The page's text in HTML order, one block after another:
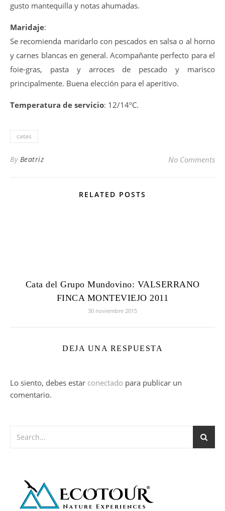
gusto mantequilla y notas ahumadas.
Maridaje:
Se recomienda maridarlo con pescados en salsa o al horno
y carnes blancas en general. Acompañante perfecto para el
foie-gras, pasta y arroces de pescado y marisco
principalmente. Buena elección para el aperitivo.
Temperatura de servicio: 12/14ºC.
catas
By Beatriz No Comments
RELATED POSTS
Cata del Grupo Mundovino: VALSERRANO
FINCA MONTEVIEJO 2011
30 noviembre 2015
DEJA UNA RESPUESTA
Lo siento, debes estar conectado para publicar un
comentario.